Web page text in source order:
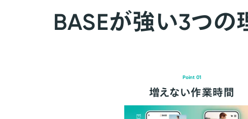
BASEが強い3つの
Point 01
増えない作業時間